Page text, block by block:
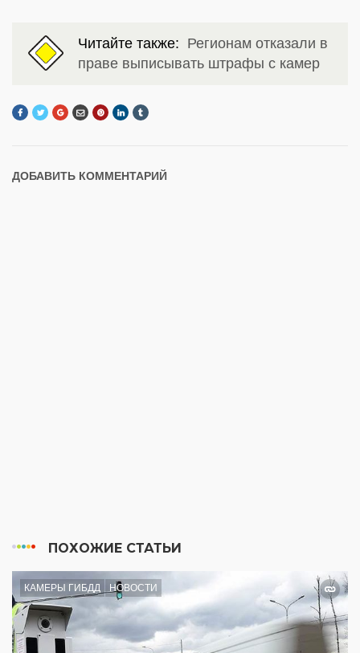
Читайте также: Регионам отказали в
праве выписывать штрафы с камер
ДОБАВИТЬ КОММЕНТАРИЙ
ПОХОЖИЕ СТАТЬИ
КАМЕРЫ ГИБДД НОВОСТИ